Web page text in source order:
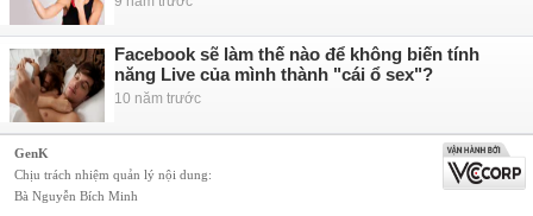
Facebook sẽ làm thế nào để không biến tính
năng Live của mình thành "cái ổ sex"?
10 năm trước
GenK
Chịu trách nhiệm quản lý nội dung:
Bà Nguyễn Bích Minh